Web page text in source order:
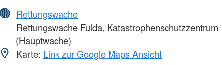
Rettungswache
Rettungswache Fulda, Katastrophenschutzzentrum
(Hauptwache)
Karte: Link zur Google Maps Ansicht